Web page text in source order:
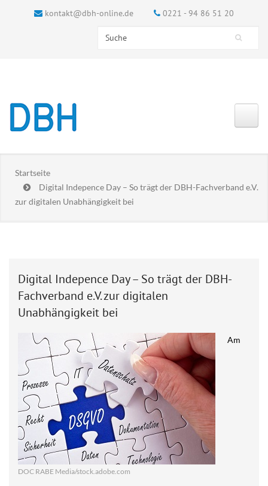
kontakt@dbh-online.de 0221 - 94 86 51 20
Suchformular
Search this site
Startseite
Digital Indepence Day – So trägt der DBH-Fachverband e.V.
zur digitalen Unabhängigkeit bei
Digital Indepence Day – So trägt der DBH-
Fachverband e.V. zur digitalen
Unabhängigkeit bei
DOC RABE Media/stock.adobe.com
Am